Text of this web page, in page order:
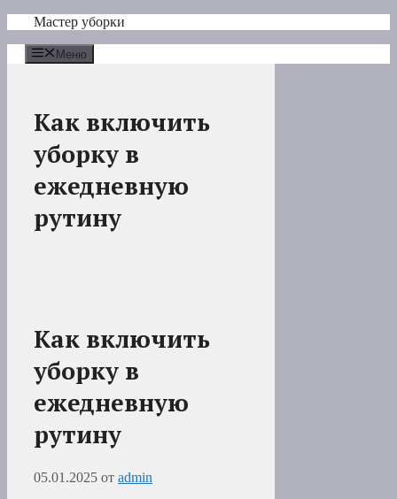
Перейти
содержимому
Мастер уборки
Меню
Как включить
уборку в
ежедневную
рутину
Как включить
уборку в
ежедневную
рутину
05.01.2025 от admin